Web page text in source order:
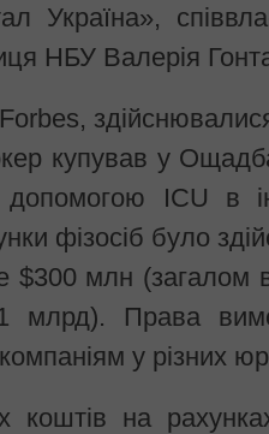
Україна»,
НБУ Валерія
купував у
ICU в
фізосіб було
$300 млн
млрд). Права
у різних
коштів на